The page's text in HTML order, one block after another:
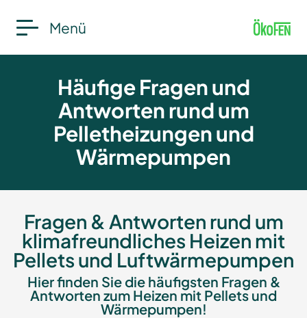
Menü
Häufige Fragen und
Antworten rund um
Pelletheizungen und
Wärmepumpen
Fragen & Antworten rund um
klimafreundliches Heizen mit
Pellets und Luftwärmepumpen
Hier finden Sie die häufigsten Fragen &
Antworten zum Heizen mit Pellets und
Wärmepumpen!